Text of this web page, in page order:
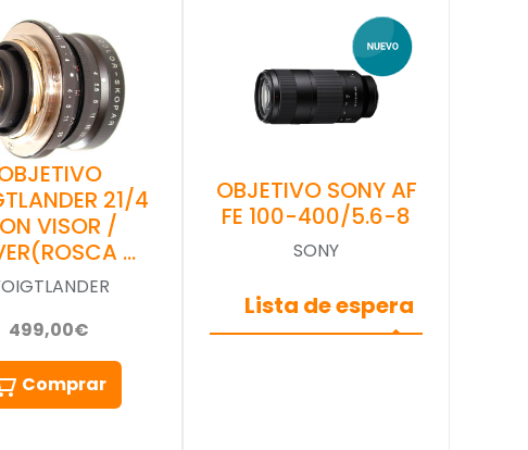
21/4
VISOR /
…
499,00€
Comprar
OBJETIVO SONY AF
FE 100-400/5.6-8
SONY
Lista de espera